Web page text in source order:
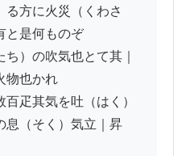
る方に火災（くわさ
と是何ものぞ
）の吹気也とて其｜
物也かれ
疋其気を吐（はく）
息（そく）気立｜昇